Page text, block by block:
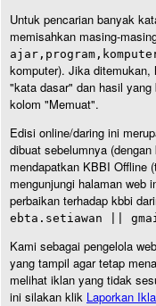
Untuk pencarian banyak
memisahkan masing-
komputer). Jika
"kata dasar" dan hasil
kolom "Memuat".
Edisi online/daring ini
dibuat sebelumnya
mendapatkan KBBI Offline
mengunjungi halaman web
perbaikan terhadap kbbi
ebta.setiawan ||
Kami sebagai pengelola
yang tampil agar tetap
melihat iklan yang tidak
ini silakan klik Laporkan